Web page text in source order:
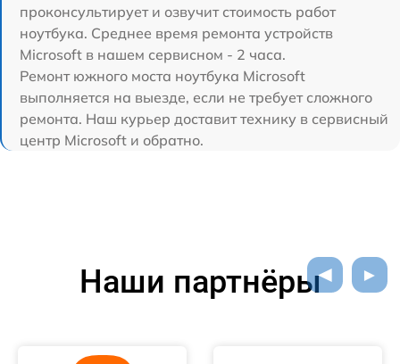
проконсультирует и озвучит стоимость работ
ноутбука. Среднее время ремонта устройств
Microsoft в нашем сервисном - 2 часа.
Ремонт южного моста ноутбука Microsoft
выполняется на выезде, если не требует сложного
ремонта. Наш курьер доставит технику в сервисный
центр Microsoft и обратно.
Наши партнёры